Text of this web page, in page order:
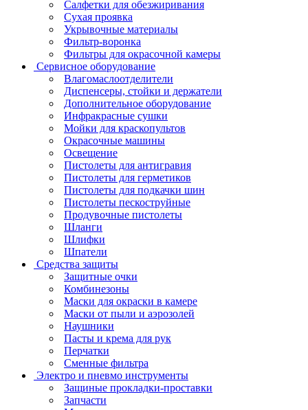
Салфетки для обезжиривания
Сухая проявка
Укрывочные материалы
Фильтр-воронка
Фильтры для окрасочной камеры
Сервисное оборудование
Влагомаслоотделители
Диспенсеры, стойки и держатели
Дополнительное оборудование
Инфракрасные сушки
Мойки для краскопультов
Окрасочные машины
Освещение
Пистолеты для антигравия
Пистолеты для герметиков
Пистолеты для подкачки шин
Пистолеты пескоструйные
Продувочные пистолеты
Шланги
Шлифки
Шпатели
Средства защиты
Защитные очки
Комбинезоны
Маски для окраски в камере
Маски от пыли и аэрозолей
Наушники
Пасты и крема для рук
Перчатки
Сменные фильтра
Электро и пневмо инструменты
Защиные прокладки-проставки
Запчасти